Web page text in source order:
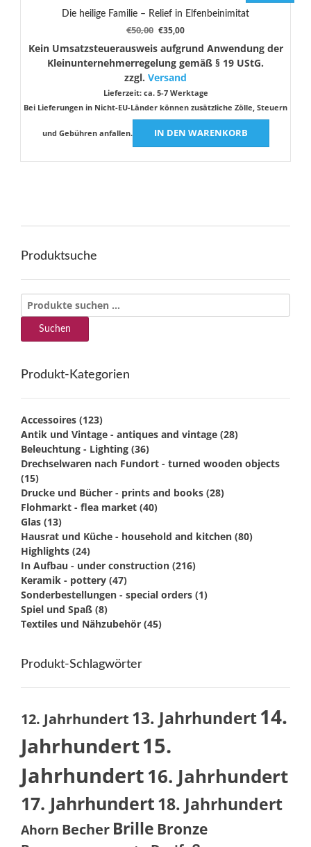
Die heilige Familie – Relief in Elfenbeinimitat
€50,00 Ursprünglicher
war:
€50,00
€35,00Aktueller
ist:
€35,00.
Kein Umsatzsteuerausweis aufgrund Anwendung der
Kleinunternehmerregelung gemäß § 19 UStG.
zzgl. Versand
Lieferzeit: ca. 5-7 Werktage
Bei Lieferungen in Nicht-EU-Länder können zusätzliche Zölle, Steuern
und Gebühren anfallen. IN DEN WARENKORB
Produktsuche
Suchen
nach:
Suchen
Produkt-Kategorien
Accessoires (123)
Antik und Vintage - antiques and vintage (28)
Beleuchtung - Lighting (36)
Drechselwaren nach Fundort - turned wooden objects
(15)
Drucke und Bücher - prints and books (28)
Flohmarkt - flea market (40)
Glas (13)
Hausrat und Küche - household and kitchen (80)
Highlights (24)
In Aufbau - under construction (216)
Keramik - pottery (47)
Sonderbestellungen - special orders (1)
Spiel und Spaß (8)
Textiles und Nähzubehör (45)
Produkt-Schlagwörter
12. Jahrhundert 13. Jahrhundert14.
Jahrhundert15.
Jahrhundert16. Jahrhundert
17. Jahrhundert18. Jahrhundert
Ahorn Becher Brille Bronze